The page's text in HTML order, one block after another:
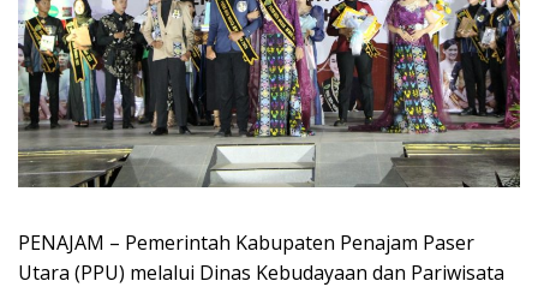
PENAJAM – Pemerintah Kabupaten Penajam Paser
Utara (PPU) melalui Dinas Kebudayaan dan Pariwisata